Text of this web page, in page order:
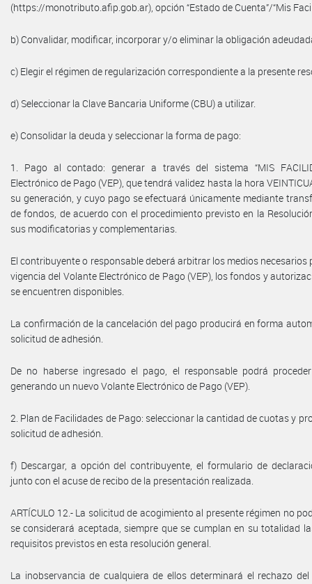
(https://monotributo.afip.gob.ar), opción “Estado de Cuenta”/“Mis
b) Convalidar, modificar, incorporar y/o eliminar la obligación
c) Elegir el régimen de regularización correspondiente a la presente
d) Seleccionar la Clave Bancaria Uniforme (CBU) a utilizar.
e) Consolidar la deuda y seleccionar la forma de pago:
1. Pago al contado: generar a través del sistema “MIS
Electrónico de Pago (VEP), que tendrá validez hasta la hora
su generación, y cuyo pago se efectuará únicamente mediante
de fondos, de acuerdo con el procedimiento previsto en la
sus modificatorias y complementarias.
El contribuyente o responsable deberá arbitrar los medios necesarios
vigencia del Volante Electrónico de Pago (VEP), los fondos y
se encuentren disponibles.
La confirmación de la cancelación del pago producirá en forma
solicitud de adhesión.
De no haberse ingresado el pago, el responsable podrá
generando un nuevo Volante Electrónico de Pago (VEP).
2. Plan de Facilidades de Pago: seleccionar la cantidad de cuotas y
solicitud de adhesión.
f) Descargar, a opción del contribuyente, el formulario de
junto con el acuse de recibo de la presentación realizada.
ARTÍCULO 12.- La solicitud de acogimiento al presente régimen no
se considerará aceptada, siempre que se cumplan en su totalidad
requisitos previstos en esta resolución general.
La inobservancia de cualquiera de ellos determinará el rechazo